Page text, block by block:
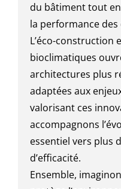
du bâtiment tout
la performance des
L’éco-construction
bioclimatiques
architectures plus
adaptées aux
valorisant ces
accompagnons
essentiel vers plus
d’efficacité.
Ensemble,